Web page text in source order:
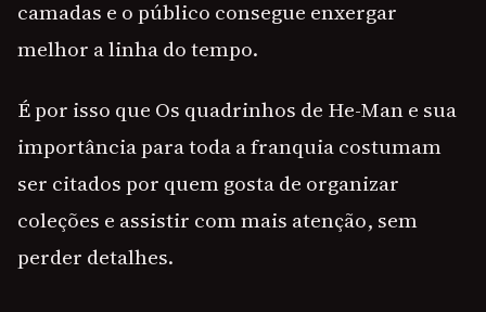
camadas e o público consegue enxergar
melhor a linha do tempo.
É por isso que Os quadrinhos de He-Man e sua
importância para toda a franquia costumam
ser citados por quem gosta de organizar
coleções e assistir com mais atenção, sem
perder detalhes.